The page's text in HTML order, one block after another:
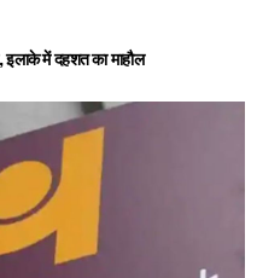
इलाके में दहशत का माहौल